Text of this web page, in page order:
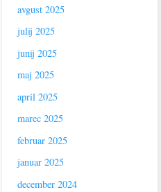
avgust 2025
julij 2025
junij 2025
maj 2025
april 2025
marec 2025
februar 2025
januar 2025
december 2024